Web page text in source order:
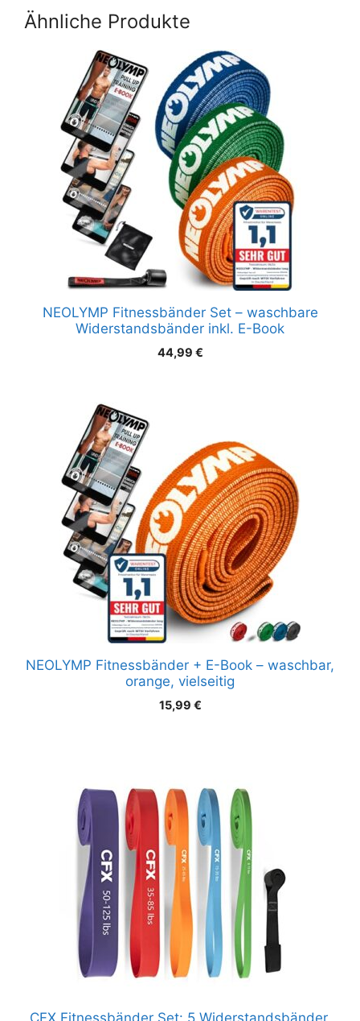
Anfängerleitfaden
Anleitung
Ähnliche Produkte
NEOLYMP Fitnessbänder Set – waschbare
Widerstandsbänder inkl. E-Book
44,99 €
NEOLYMP Fitnessbänder + E-Book – waschbar,
orange, vielseitig
15,99 €
CFX Fitnessbänder Set: 5 Widerstandsbänder,